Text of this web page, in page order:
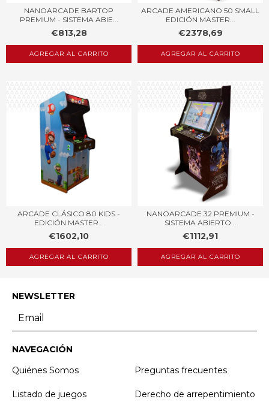
NANOARCADE BARTOP
PREMIUM - SISTEMA ABIE...
€813,28
AGREGAR AL CARRITO
ARCADE AMERICANO 50 SMALL
EDICIÓN MASTER...
€2378,69
AGREGAR AL CARRITO
ARCADE CLÁSICO 80 KIDS -
EDICIÓN MASTER...
€1602,10
AGREGAR AL CARRITO
NANOARCADE 32 PREMIUM -
SISTEMA ABIERTO...
€1112,91
AGREGAR AL CARRITO
NEWSLETTER
NAVEGACIÓN
Quiénes Somos
Preguntas frecuentes
Listado de juegos Derecho de arrepentimiento